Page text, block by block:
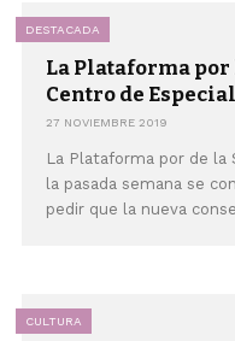
DESTACADA
La Plataforma
Centro de
27 NOVIEMBRE 2019
La Plataforma por de la
la pasada semana se
pedir que la nueva
CULTURA